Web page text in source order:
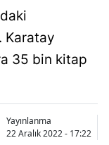
Bilecik
Bitlis
Karatay
35 bin kitap
Yayınlanma
22 Aralık 2022 - 17:22